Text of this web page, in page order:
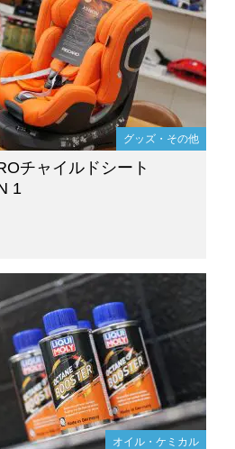
グッズ・その他
チャイルドシート
1
オイル・ケミカル